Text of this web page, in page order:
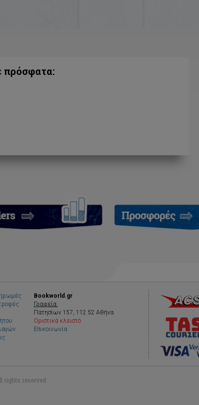
πρόσφατα:
Bookworld.gr
Γραφεία:
Πατησίων 157, 112 52 Αθήνα
Οριστικά κλειστό
Επικοινωνία
rights reserved